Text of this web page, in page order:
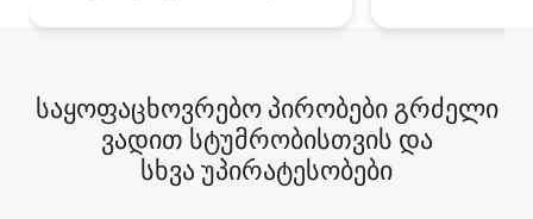
საყოფაცხოვრებო პირობები გრძელი
ვადით სტუმრობისთვის და
სხვა უპირატესობები